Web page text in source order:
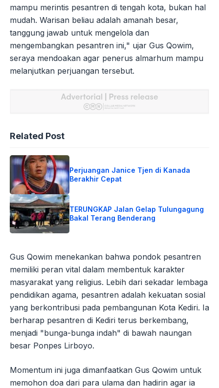
mampu merintis pesantren di tengah kota, bukan hal
mudah. Warisan beliau adalah amanah besar,
tanggung jawab untuk mengelola dan
mengembangkan pesantren ini," ujar Gus Qowim,
seraya mendoakan agar penerus almarhum mampu
melanjutkan perjuangan tersebut.
Related Post
Perjuangan Janice Tjen di Kanada
Berakhir Cepat
TERUNGKAP Jalan Gelap Tulungagung
Bakal Terang Benderang
Gus Qowim menekankan bahwa pondok pesantren
memiliki peran vital dalam membentuk karakter
masyarakat yang religius. Lebih dari sekadar lembaga
pendidikan agama, pesantren adalah kekuatan sosial
yang berkontribusi pada pembangunan Kota Kediri. Ia
berharap pesantren di Kediri terus berkembang,
menjadi "bunga-bunga indah" di bawah naungan
besar Ponpes Lirboyo.
Momentum ini juga dimanfaatkan Gus Qowim untuk
memohon doa dari para ulama dan hadirin agar ia